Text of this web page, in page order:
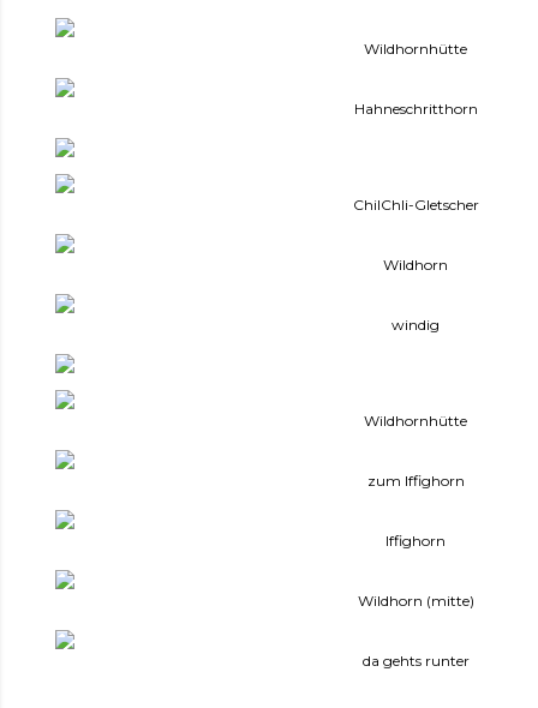
Wildhornhütte
Hahneschritthorn
ChilChli-Gletscher
Wildhorn
windig
Wildhornhütte
zum Iffighorn
Iffighorn
Wildhorn (mitte)
da gehts runter